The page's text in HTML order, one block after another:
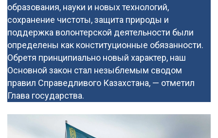
образования, науки и новых технологий,
сохранение чистоты, защита природы и
поддержка волонтерской деятельности были
определены как конституционные обязанности.
Обретя принципиально новый характер, наш
Основной закон стал незыблемым сводом
правил Справедливого Казахстана, — отметил
Глава государства.